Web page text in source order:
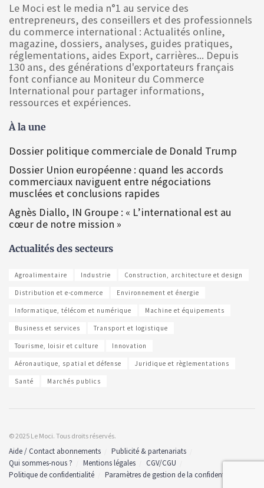
Le Moci est le media n°1 au service des
entrepreneurs, des conseillers et des professionnels
du commerce international : Actualités online,
magazine, dossiers, analyses, guides pratiques,
réglementations, aides Export, carrières... Depuis
130 ans, des générations d'exportateurs français
font confiance au Moniteur du Commerce
International pour partager informations,
ressources et expériences.
À la une
Dossier politique commerciale de Donald Trump
Dossier Union européenne : quand les accords
commerciaux naviguent entre négociations
musclées et conclusions rapides
Agnès Diallo, IN Groupe : « L’international est au
cœur de notre mission »
Actualités des secteurs
Agroalimentaire Industrie Construction, architecture et design
Distribution et e-commerce Environnement et énergie
Informatique, télécom et numérique Machine et équipements
Business et services Transport et logistique
Tourisme, loisir et culture Innovation
Aéronautique, spatial et défense Juridique et règlementations
Santé Marchés publics
© 2025 Le Moci. Tous droits réservés.
Aide / Contact abonnements
Publicité & partenariats
Qui sommes-nous ?
Mentions légales
CGV/CGU
Politique de confidentialité
Paramètres de gestion de la confidentialité